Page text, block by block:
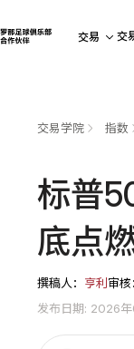
交易 交
交易学院 指数
标普
底点
撰稿人： 亨利 审
发布日期: 2026年